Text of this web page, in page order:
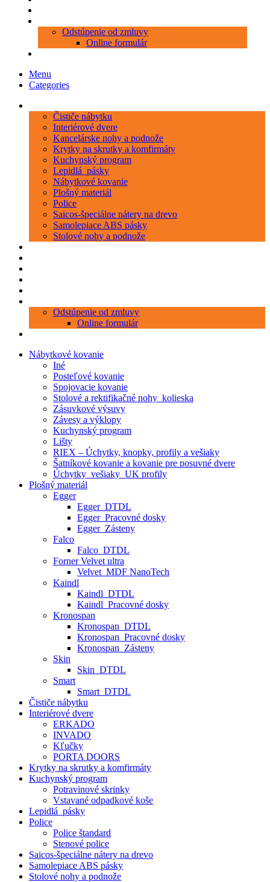
Odstúpenie od zmluvy
Online formulár
Menu
Categories
Čističe nábytku
Interiérové dvere
Kancelárske nohy a podnože
Krytky na skrutky a komfirmáty
Kuchynský program
Lepidlá_pásky
Nábytkové kovanie
Plošný materiál
Police
Saicos-špeciálne nátery na drevo
Samolepiace ABS pásky
Stolové nohy a podnože
Odstúpenie od zmluvy
Online formulár
Nábytkové kovanie
Iné
Posteľové kovanie
Spojovacie kovanie
Stolové a rektifikačné nohy_kolieska
Zásuvkové výsuvy
Závesy a výklopy
Kuchynský program
Lišty
RIEX – Úchytky, knopky, profily a vešiaky
Šatníkové kovanie a kovanie pre posuvné dvere
Úchytky_vešiaky_UK profily
Plošný materiál
Egger
Egger_DTDL
Egger_Pracovné dosky
Egger_Zásteny
Falco
Falco_DTDL
Forner Velvet ultra
Velvet_MDF NanoTech
Kaindl
Kaindl_DTDL
Kaindl_Pracovné dosky
Kronospan
Kronospan_DTDL
Kronospan_Pracovné dosky
Kronospan_Zásteny
Skin
Skin_DTDL
Smart
Smart_DTDL
Čističe nábytku
Interiérové dvere
ERKADO
INVADO
Kľučky
PORTA DOORS
Krytky na skrutky a komfirmáty
Kuchynský program
Potravinové skrinky
Vstavané odpadkové koše
Lepidlá_pásky
Police
Police štandard
Stenové police
Saicos-špeciálne nátery na drevo
Samolepiace ABS pásky
Stolové nohy a podnože